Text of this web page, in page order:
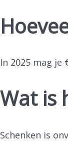
In 2025 mag je
Wat is
Schenken is